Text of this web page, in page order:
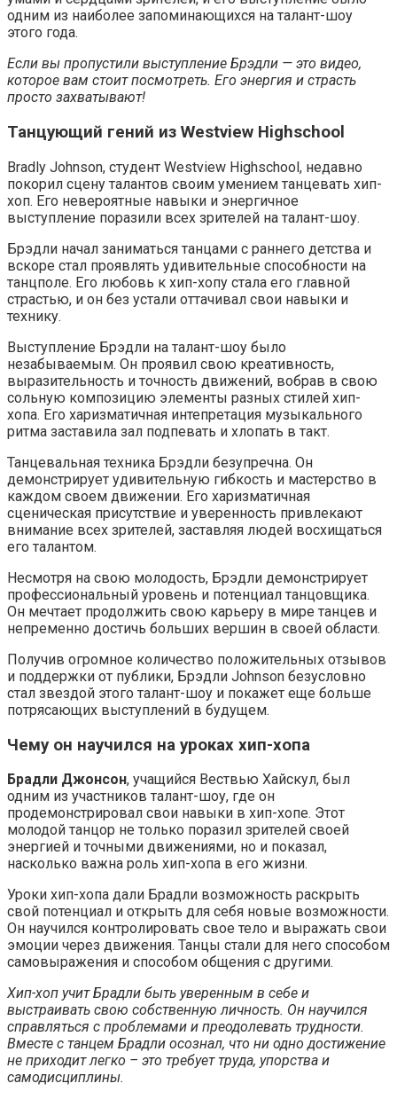
одним из наиболее запоминающихся на талант-шоу
этого года.
Если вы пропустили выступление Брэдли — это видео,
которое вам стоит посмотреть. Его энергия и страсть
просто захватывают!
Танцующий гений из Westview Highschool
Bradly Johnson, студент Westview Highschool, недавно
покорил сцену талантов своим умением танцевать хип-
хоп. Его невероятные навыки и энергичное
выступление поразили всех зрителей на талант-шоу.
Брэдли начал заниматься танцами с раннего детства и
вскоре стал проявлять удивительные способности на
танцполе. Его любовь к хип-хопу стала его главной
страстью, и он без устали оттачивал свои навыки и
технику.
Выступление Брэдли на талант-шоу было
незабываемым. Он проявил свою креативность,
выразительность и точность движений, вобрав в свою
сольную композицию элементы разных стилей хип-
хопа. Его харизматичная интепретация музыкального
ритма заставила зал подпевать и хлопать в такт.
Танцевальная техника Брэдли безупречна. Он
демонстрирует удивительную гибкость и мастерство в
каждом своем движении. Его харизматичная
сценическая присутствие и уверенность привлекают
внимание всех зрителей, заставляя людей восхищаться
его талантом.
Несмотря на свою молодость, Брэдли демонстрирует
профессиональный уровень и потенциал танцовщика.
Он мечтает продолжить свою карьеру в мире танцев и
непременно достичь больших вершин в своей области.
Получив огромное количество положительных отзывов
и поддержки от публики, Брэдли Johnson безусловно
стал звездой этого талант-шоу и покажет еще больше
потрясающих выступлений в будущем.
Чему он научился на уроках хип-хопа
Брадли Джонсон, учащийся Вествью Хайскул, был
одним из участников талант-шоу, где он
продемонстрировал свои навыки в хип-хопе. Этот
молодой танцор не только поразил зрителей своей
энергией и точными движениями, но и показал,
насколько важна роль хип-хопа в его жизни.
Уроки хип-хопа дали Брадли возможность раскрыть
свой потенциал и открыть для себя новые возможности.
Он научился контролировать свое тело и выражать свои
эмоции через движения. Танцы стали для него способом
самовыражения и способом общения с другими.
Хип-хоп учит Брадли быть уверенным в себе и
выстраивать свою собственную личность. Он научился
справляться с проблемами и преодолевать трудности.
Вместе с танцем Брадли осознал, что ни одно достижение
не приходит легко – это требует труда, упорства и
самодисциплины.